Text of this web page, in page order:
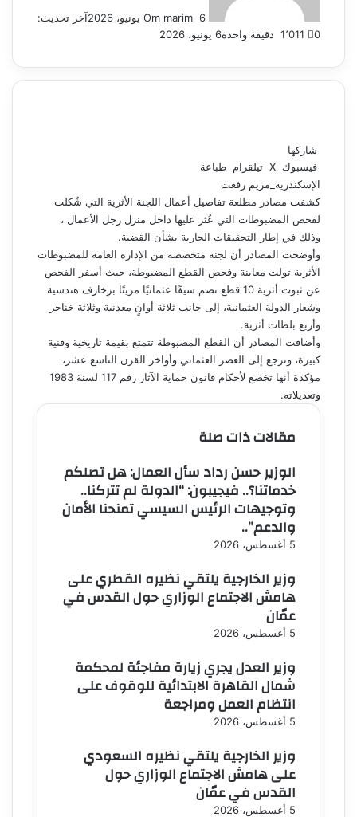
Om marim 6 يونيو، 2026
آخر تحديث:
6 يونيو، 2026
0 دقيقة واحدة
شاركها
فيسبوك ‫X تيلقرام طباعة
الإسكندرية_مريم رفعت
كشفت مصادر مطلعة تفاصيل أعمال اللجنة الأثرية التي شُكلت
لفحص المضبوطات التي عُثر عليها داخل منزل رجل الأعمال ،
وذلك في إطار التحقيقات الجارية بشأن القضية.
وأوضحت المصادر أن لجنة متخصصة من الإدارة العامة للمضبوطات
الأثرية تولت معاينة وفحص القطع المضبوطة، حيث أسفر الفحص
عن ثبوت أثرية 10 قطع تضم سيفًا عثمانيًا مزينًا بزخارف هندسية
وشعار الدولة العثمانية، إلى جانب ثلاثة أوانٍ معدنية وثلاثة خناجر
وأربع بلطات أثرية.
وأضافت المصادر أن القطع المضبوطة تتمتع بقيمة تاريخية وفنية
كبيرة، وترجع إلى العصر العثماني وأواخر القرن التاسع عشر،
مؤكدة أنها تخضع لأحكام قانون حماية الآثار رقم 117 لسنة 1983
وتعديلاته.
مقالات ذات صلة
الوزير حسن رداد سأل العمال: هل تصلكم
خدماتنا؟.. فيجيبون: “الدولة لم تتركنا..
وتوجيهات الرئيس السيسي تمنحنا الأمان
والدعم”..
5 أغسطس، 2026
وزير الخارجية يلتقي نظيره القطري على
هامش الاجتماع الوزاري حول القدس في
عمّان
5 أغسطس، 2026
وزير العدل يجري زيارة مفاجئة لمحكمة
شمال القاهرة الابتدائية للوقوف على
انتظام العمل ومراجعة
5 أغسطس، 2026
وزير الخارجية يلتقي نظيره السعودي
على هامش الاجتماع الوزاري حول
القدس في عمّان
5 أغسطس، 2026